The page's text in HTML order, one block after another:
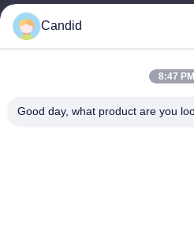
住所
Candid
8:47 PM
Good day, what product are you